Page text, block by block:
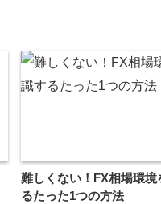
難しくない！FX相場環境
るたった1つの方法